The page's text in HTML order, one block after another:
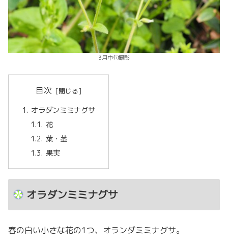
3月中旬撮影
目次
オラダンミミナグサ
花
葉・茎
果実
オラダンミミナグサ
春の白い小さな花の1つ、オランダミミナグサ。